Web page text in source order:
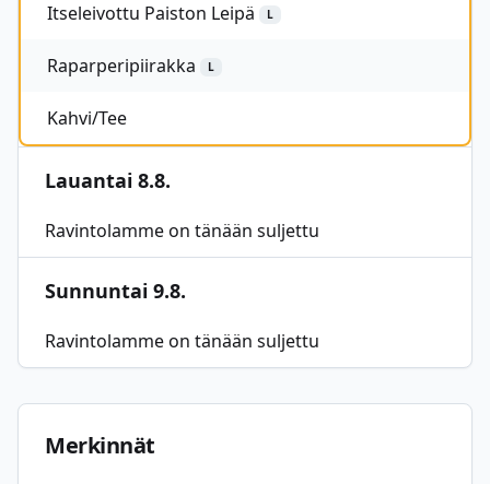
Itseleivottu Paiston Leipä L
Raparperipiirakka L
Kahvi/Tee
Lauantai 8.8.
Ravintolamme on tänään suljettu
Sunnuntai 9.8.
Ravintolamme on tänään suljettu
Merkinnät